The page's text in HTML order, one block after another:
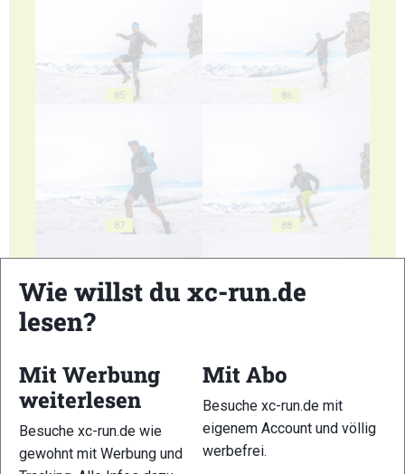
85 86
87 88
Wie willst du xc-run.de
lesen?
Mit Werbung
weiterlesen
Besuche xc-run.de wie
gewohnt mit Werbung und
Mit Abo
Besuche xc-run.de mit
eigenem Account und völlig
werbefrei.